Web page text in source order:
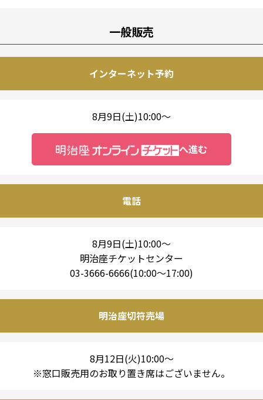
一般販売
インターネット予約
8月9日(土)10:00～
へ進む
電話
8月9日(土)10:00～
明治座チケットセンター
03-3666-6666(10:00～17:00)
明治座切符売場
8月12日(火)10:00～
※窓口販売用のお取り置き席はございません。